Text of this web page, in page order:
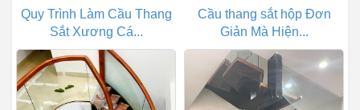
Quy Trình Làm Cầu Thang
Sắt Xương Cá...
Cầu thang sắt hộp Đơn
Giản Mà Hiện...